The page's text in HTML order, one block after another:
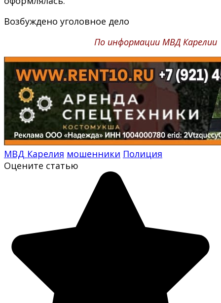
Возбуждено уголовное дело
По информации МВД Карелии
МВД Карелия мошенники Полиция
Оцените статью